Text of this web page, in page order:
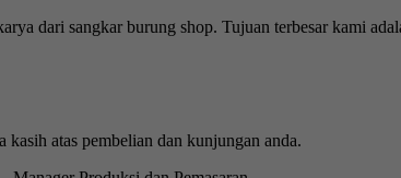
dari sangkar burung shop. Tujuan terbesar kami
kasih atas pembelian dan kunjungan anda.